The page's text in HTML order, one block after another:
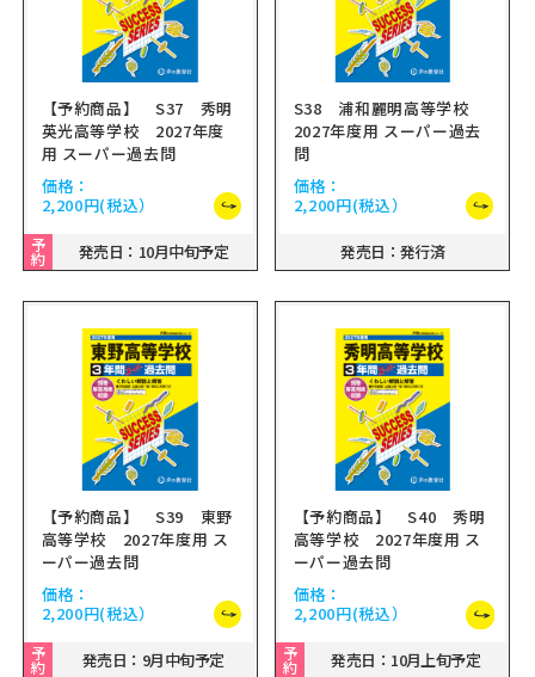
【予約商品】 S37 秀明
英光高等学校 2027年度
用 スーパー過去問
価格：
2,200円(税込）
予
約 発売日：10月中旬予定
S38 浦和麗明高等学校
2027年度用 スーパー過去
問
価格：
2,200円(税込）
発売日：発行済
【予約商品】 S39 東野
高等学校 2027年度用 ス
ーパー過去問
価格：
2,200円(税込）
予
約 発売日：9月中旬予定
【予約商品】 S40 秀明
高等学校 2027年度用 ス
ーパー過去問
価格：
2,200円(税込）
予
約 発売日：10月上旬予定